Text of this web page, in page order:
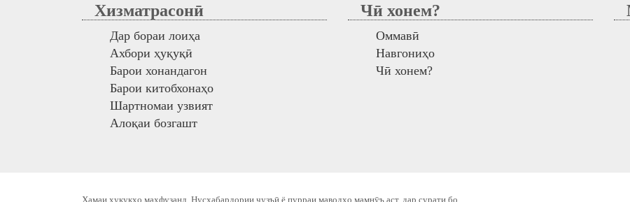
Хизматрасонӣ
Дар бораи лоиҳа
Ахбори ҳуқуқӣ
Барои хонандагон
Барои китобхонаҳо
Шартномаи узвият
Алоқаи бозгашт
Чӣ хонем?
Оммавӣ
Навгониҳо
Чӣ хонем?
Ҳамаи ҳуқуқҳо маҳфузанд. Нусхабардории ҷузъӣ ё пурраи маводҳо мамнӯъ аст, дар сурати бо